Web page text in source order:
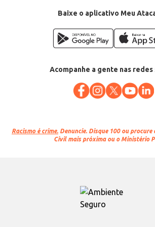
Baixe o aplicativo Meu
Acompanhe a gente nas redes
Racismo é crime. Denuncie. Disque 100 ou procure
Civil mais próxima ou o Ministério